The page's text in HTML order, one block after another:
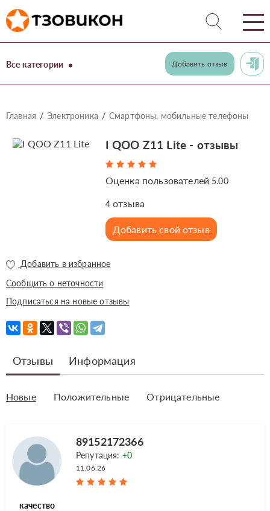
Все категории Добавить отзыв
Главная Электроника Смартфоны, мобильные телефоны
I QOO Z11 Lite - отзывы
Оценка пользователей 5.00
4отзыва
Добавить свой отзыв
Добавить в избранное
Сообщить о неточности
Подписаться на новые отзывы
Отзывы Информация
Новые Положительные Отрицательные
89152172366
Репутация: +0
11.06.26
качество